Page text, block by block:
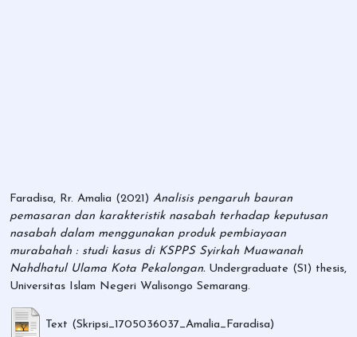
Faradisa, Rr. Amalia (2021) Analisis pengaruh bauran
pemasaran dan karakteristik nasabah terhadap keputusan
nasabah dalam menggunakan produk pembiayaan
murabahah : studi kasus di KSPPS Syirkah Muawanah
Nahdhatul Ulama Kota Pekalongan. Undergraduate (S1) thesis,
Universitas Islam Negeri Walisongo Semarang.
Text (Skripsi_1705036037_Amalia_Faradisa)